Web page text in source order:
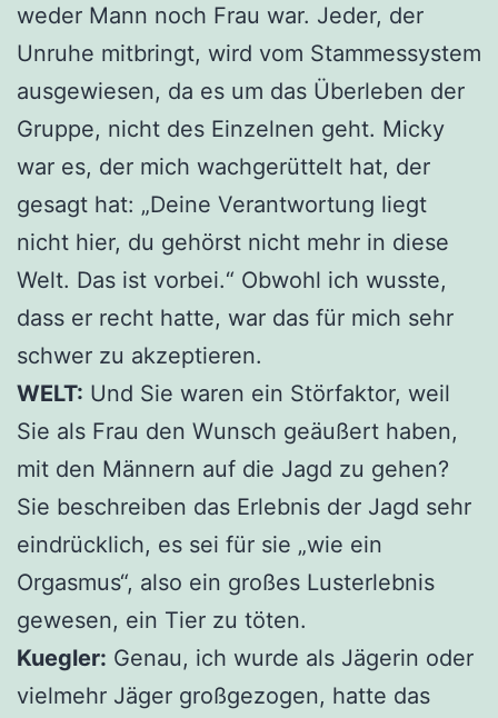
weder Mann noch Frau war. Jeder, der
Unruhe mitbringt, wird vom Stammessystem
ausgewiesen, da es um das Überleben der
Gruppe, nicht des Einzelnen geht. Micky
war es, der mich wachgerüttelt hat, der
gesagt hat: „Deine Verantwortung liegt
nicht hier, du gehörst nicht mehr in diese
Welt. Das ist vorbei.“ Obwohl ich wusste,
dass er recht hatte, war das für mich sehr
schwer zu akzeptieren.
WELT: Und Sie waren ein Störfaktor, weil
Sie als Frau den Wunsch geäußert haben,
mit den Männern auf die Jagd zu gehen?
Sie beschreiben das Erlebnis der Jagd sehr
eindrücklich, es sei für sie „wie ein
Orgasmus“, also ein großes Lusterlebnis
gewesen, ein Tier zu töten.
Kuegler: Genau, ich wurde als Jägerin oder
vielmehr Jäger großgezogen, hatte das